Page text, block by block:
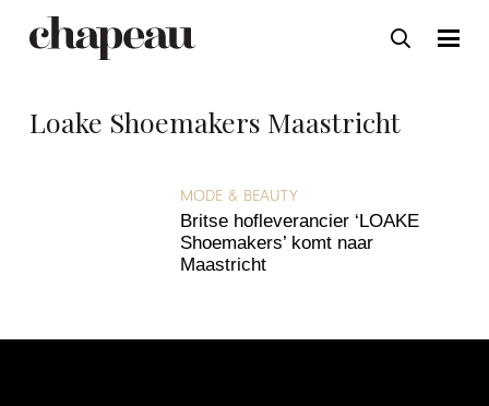
Loake Shoemakers Maastricht
MODE & BEAUTY
Britse hofleverancier ‘LOAKE
Shoemakers’ komt naar
Maastricht